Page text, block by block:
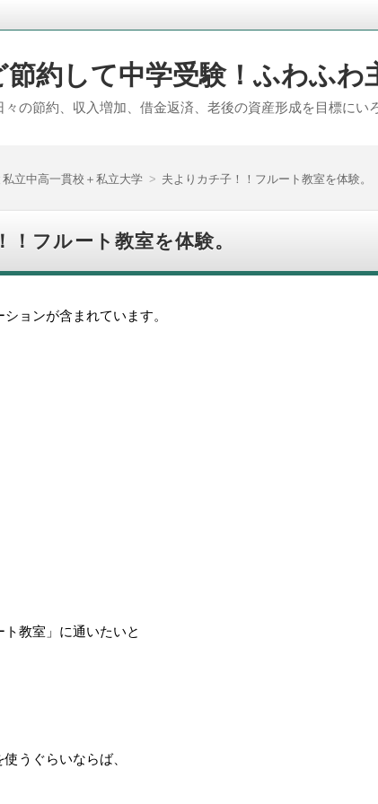
約して中学受験！ふわふわ
の節約、収入増加、借金返済、老後の資産形成を目標にい
立中高一貫校＋私立大学 夫よりカチ子！！フルート教室を体験。
！フルート教室を体験。
ョンが含まれています。
教室」に通いたいと
うぐらいならば、